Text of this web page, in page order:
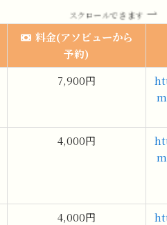
スクロールできます
料金(アソビューから
予約)
7,900円
4,000円
4,000円